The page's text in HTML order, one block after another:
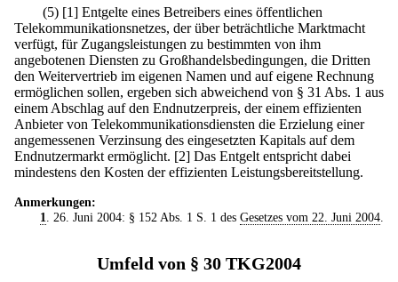
(5) [1] Entgelte eines Betreibers eines öffentlichen
Telekommunikationsnetzes, der über beträchtliche Marktmacht
verfügt, für Zugangsleistungen zu bestimmten von ihm
angebotenen Diensten zu Großhandelsbedingungen, die Dritten
den Weitervertrieb im eigenen Namen und auf eigene Rechnung
ermöglichen sollen, ergeben sich abweichend von § 31 Abs. 1 aus
einem Abschlag auf den Endnutzerpreis, der einem effizienten
Anbieter von Telekommunikationsdiensten die Erzielung einer
angemessenen Verzinsung des eingesetzten Kapitals auf dem
Endnutzermarkt ermöglicht. [2] Das Entgelt entspricht dabei
mindestens den Kosten der effizienten Leistungsbereitstellung.
Anmerkungen:
1. 26. Juni 2004: § 152 Abs. 1 S. 1 des Gesetzes vom 22. Juni 2004.
Umfeld von § 30 TKG2004